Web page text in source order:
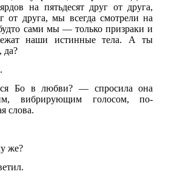
на пятьдесят друг от друга,
от друга, мы всегда смотрели на
сами мы — только призраки и
наши истинные тела. А ты
да?
Бо в любви? — спросила она
вибрирующим голосом, по-
слова.
же?